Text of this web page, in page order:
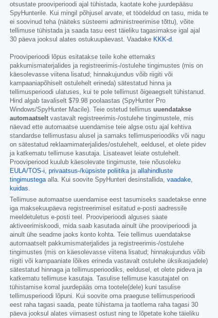
otsustate prooviperioodi ajal tühistada, kaotate kohe juurdepääsu
SpyHunterile. Kui mingil põhjusel arvate, et töödeldud on tasu, mida te
ei soovinud teha (näiteks süsteemi administreerimise tõttu), võite
tellimuse tühistada ja saada tasu eest täieliku tagasimakse igal ajal
30 päeva jooksul alates ostukuupäevast. Vaadake KKK-d.
Prooviperioodi lõpus esitatakse teile kohe ettemaks
pakkumismaterjalides ja registreerimis-/ostulehe tingimustes (mis on
käesolevasse viitena lisatud; hinnakujundus võib riigiti või
kampaaniapõhiselt ostulehelt erineda) sätestatud hinna ja
tellimusperioodi ulatuses, kui te pole tellimust õigeaegselt tühistanud.
Hind algab tavaliselt $79.98 poolaastas (SpyHunter Pro
Windows/SpyHunter Macile). Teie ostetud tellimus uuendatakse
automaatselt vastavalt registreerimis-/ostulehe tingimustele, mis
näevad ette automaatse uuendamise teie algse ostu ajal kehtiva
standardse tellimustasu alusel ja samaks tellimusperioodiks või nagu
on sätestatud reklaamimaterjalides/ostulehelt, eeldusel, et olete pidev
ja katkematu tellimuse kasutaja. Lisateavet leiate ostulehelt.
Prooviperiood kuulub käesolevate tingimuste, teie nõusoleku
EULA/TOS-i, privaatsus-/küpsiste poliitikaja allahindluste
tingimustegaalla. Kui soovite SpyHunteri desinstallida, vaadake,
kuidas.
Tellimuse automaatse uuendamise eest tasumiseks saadetakse enne
iga maksekuupäeva registreerimisel esitatud e-posti aadressile
meeldetuletus e-posti teel. Prooviperioodi alguses saate
aktiveerimiskoodi, mida saab kasutada ainult ühe prooviperioodi ja
ainult ühe seadme jaoks konto kohta. Teie tellimus uuendatakse
automaatselt pakkumismaterjalides ja registreerimis-/ostulehe
tingimustes (mis on käesolevasse viitena lisatud; hinnakujundus võib
riigiti või kampaaniate lõikes erineda vastavalt ostulehe üksikasjadele)
sätestatud hinnaga ja tellimusperioodiks, eeldusel, et olete pideva ja
katkematu tellimuse kasutaja. Tasulise tellimuse kasutajatel on
tühistamise korral juurdepääs oma tootele(dele) kuni tasulise
tellimusperioodi lõpuni. Kui soovite oma praeguse tellimusperioodi
eest raha tagasi saada, peate tühistama ja taotlema raha tagasi 30
päeva jooksul alates viimasest ostust ning te lõpetate kohe täieliku